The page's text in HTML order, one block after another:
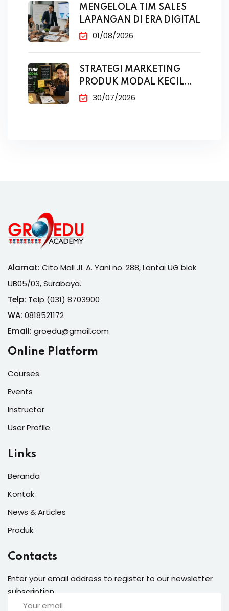
MENGELOLA TIM SALES
LAPANGAN DI ERA DIGITAL
01/08/2026
STRATEGI MARKETING
PRODUK MODAL KECIL
TANPA IKLAN
30/07/2026
Alamat: Cito Mall Jl. A. Yani no. 288, Lantai UG blok
UB05/03, Surabaya.
Telp: Telp (031) 8703900
WA: 0818521172
Email: groedu@gmail.com
Online Platform
Courses
Events
Instructor
User Profile
Links
Beranda
Kontak
News & Articles
Produk
Contacts
Enter your email address to register to our newsletter
subscription